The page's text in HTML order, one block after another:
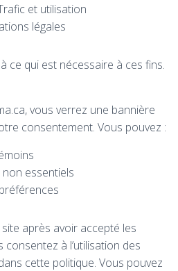
et utilisation
légales
ce qui est nécessaire à ces fins.
vous verrez une bannière
consentement. Vous pouvez :
essentiels
site après avoir accepté les
à l’utilisation des
cette politique. Vous pouvez